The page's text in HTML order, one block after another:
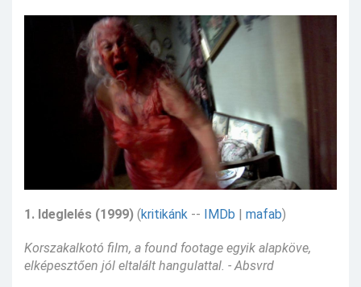
1. Ideglelés (1999) (kritikánk -- IMDb | mafab)
Korszakalkotó film, a found footage egyik alapköve,
elképesztően jól eltalált hangulattal. - Absvrd